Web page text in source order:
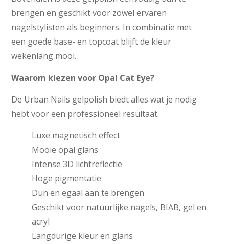
brengen en geschikt voor zowel ervaren
nagelstylisten als beginners. In combinatie met
een goede base- en topcoat blijft de kleur
wekenlang mooi.
Waarom kiezen voor Opal Cat Eye?
De Urban Nails gelpolish biedt alles wat je nodig
hebt voor een professioneel resultaat.
Luxe magnetisch effect
Mooie opal glans
Intense 3D lichtreflectie
Hoge pigmentatie
Dun en egaal aan te brengen
Geschikt voor natuurlijke nagels, BIAB, gel en
acryl
Langdurige kleur en glans